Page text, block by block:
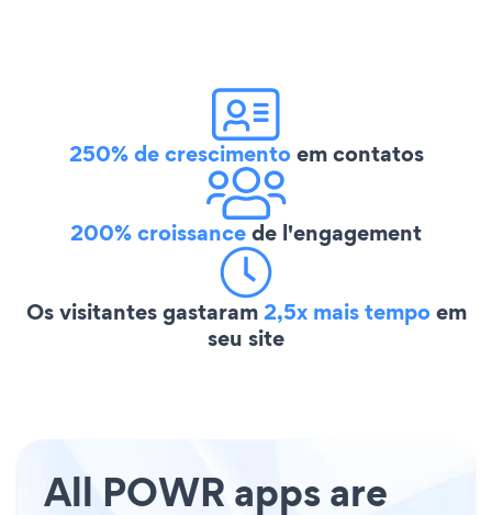
250% de crescimentoem contatos
200% croissancede l'engagement
Os visitantes gastaram2,5x mais tempoem
seu site
All POWR apps are